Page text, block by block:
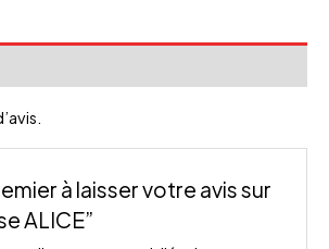
à laisser votre avis sur
ALICE”